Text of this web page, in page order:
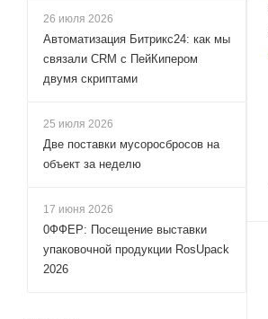
26 июля 2026
Автоматизация Битрикс24: как мы
связали CRM с ПейКипером
двумя скриптами
25 июля 2026
Две поставки мусоросбросов на
объект за неделю
17 июня 2026
0ФФЕР: Посещение выставки
упаковочной продукции RosUpack
2026